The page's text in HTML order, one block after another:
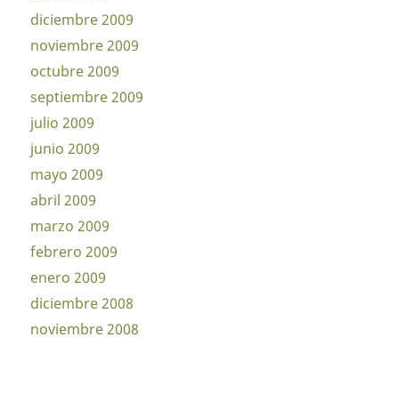
diciembre 2009
noviembre 2009
octubre 2009
septiembre 2009
julio 2009
junio 2009
mayo 2009
abril 2009
marzo 2009
febrero 2009
enero 2009
diciembre 2008
noviembre 2008